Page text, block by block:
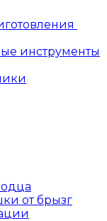
инструменты
от брызг